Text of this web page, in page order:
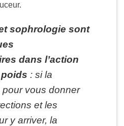
sophrologie sont
dans l’action
: si la
vous donner
et les
y arriver, la